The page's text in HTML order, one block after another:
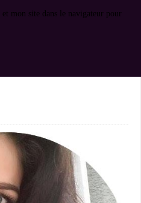
mon site dans le navigateur pour